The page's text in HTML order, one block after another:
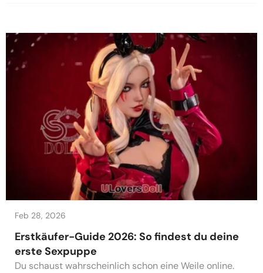
Feb 28, 2026
Erstkäufer-Guide 2026: So findest du deine
erste Sexpuppe
Du schaust wahrscheinlich schon eine Weile online.